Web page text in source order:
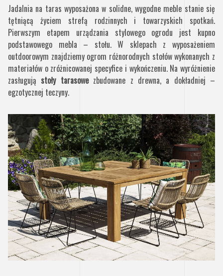
Jadalnia na taras wyposażona w solidne, wygodne meble stanie się
tętniącą życiem strefą rodzinnych i towarzyskich spotkań.
Pierwszym etapem urządzania stylowego ogrodu jest kupno
podstawowego mebla – stołu. W sklepach z wyposażeniem
outdoorowym znajdziemy ogrom różnorodnych stołów wykonanych z
materiałów o zróżnicowanej specyfice i wykończeniu. Na wyróżnienie
zasługują stoły tarasowezbudowane z drewna, a dokładniej –
egzotycznej teczyny.